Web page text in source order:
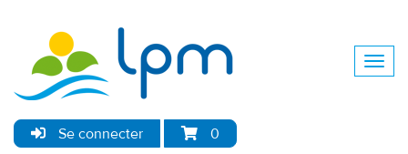
Se connecter 0